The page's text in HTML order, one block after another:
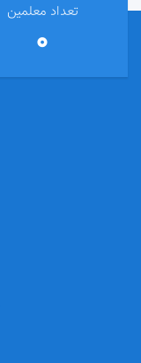
تعداد معلمین
0